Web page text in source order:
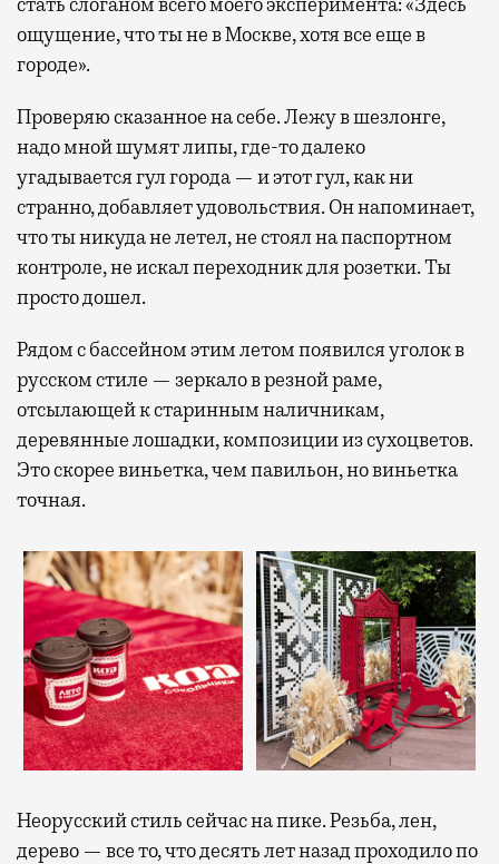
ощущение, что ты не в Москве, хотя все еще в
городе».
Проверяю сказанное на себе. Лежу в шезлонге,
надо мной шумят липы, где-то далеко
угадывается гул города — и этот гул, как ни
странно, добавляет удовольствия. Он напоминает,
что ты никуда не летел, не стоял на паспортном
контроле, не искал переходник для розетки. Ты
просто дошел.
Рядом с бассейном этим летом появился уголок в
русском стиле — зеркало в резной раме,
отсылающей к старинным наличникам,
деревянные лошадки, композиции из сухоцветов.
Это скорее виньетка, чем павильон, но виньетка
точная.
Неорусский стиль сейчас на пике. Резьба, лен,
дерево — все то, что десять лет назад проходило по